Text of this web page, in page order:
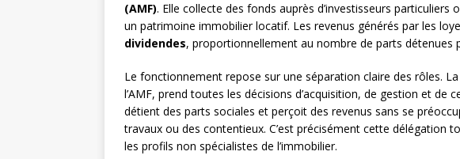
(AMF). Elle collecte des fonds auprès d’investisseurs
un patrimoine immobilier locatif. Les revenus générés par les
dividendes, proportionnellement au nombre de parts détenues
Le fonctionnement repose sur une séparation claire des rôles. La
l’AMF, prend toutes les décisions d’acquisition, de gestion et de
détient des parts sociales et perçoit des revenus sans se
travaux ou des contentieux. C’est précisément cette délégation
les profils non spécialistes de l’immobilier.